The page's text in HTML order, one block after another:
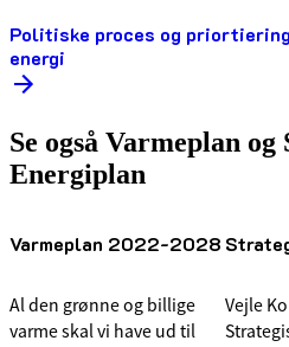
Politiske proces og
energi
Se også Varmeplan og
Energiplan
Varmeplan 2022-2028
Al den grønne og billige
varme skal vi have ud til
Vejle